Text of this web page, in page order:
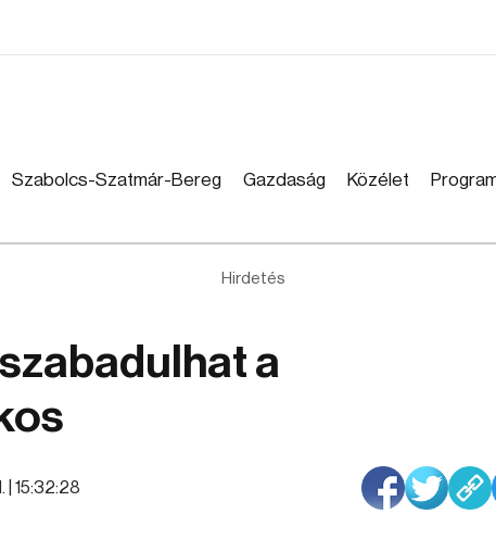
Szabolcs-Szatmár-Bereg Gazdaság Közélet
Hirdetés
a
| 15:32:28